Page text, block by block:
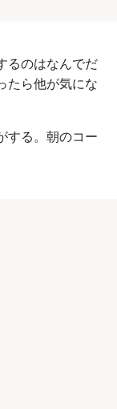
るのはなんでだ
たら他が気にな
する。朝のコー